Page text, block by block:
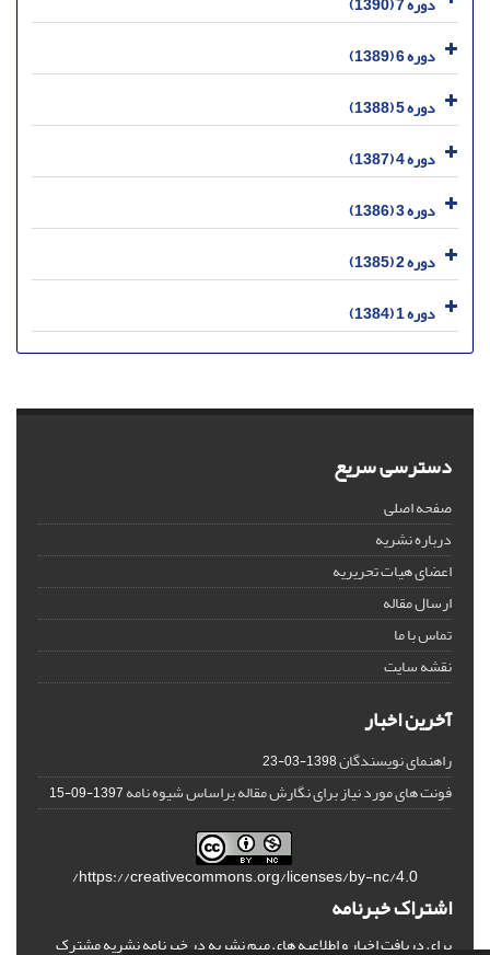
دوره 6 (1389)
دوره 5 (1388)
دوره 4 (1387)
دوره 3 (1386)
دوره 2 (1385)
دوره 1 (1384)
دسترسی سریع
صفحه اصلی
درباره نشریه
اعضای هیات تحریریه
ارسال مقاله
تماس با ما
نقشه سایت
آخرین اخبار
راهنمای نویسندگان1398-03-23
فونت های مورد نیاز برای نگارش مقاله براساس شیوه نامه1397-09-15
https://creativecommons.org/licenses/by-nc/4.0/
اشتراک خبرنامه
برای دریافت اخبار و اطلاعیه های مهم نشریه در خبرنامه نشریه مشترک